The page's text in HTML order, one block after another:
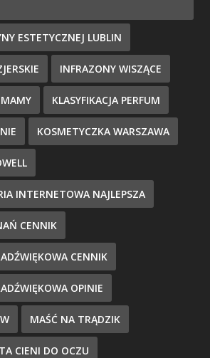
ESTETYCZNEJ LUBLIN
INFRAZONY WISZĄCE
MAMY KLASYFIKACJA PERFUM
KOSMETYCZKA WARSZAWA
INTERNETOWA NAJLEPSZA
CENNIK
CENNIK
OPINIE
MAŚĆ NA TRĄDZIK
CIENI DO OCZU